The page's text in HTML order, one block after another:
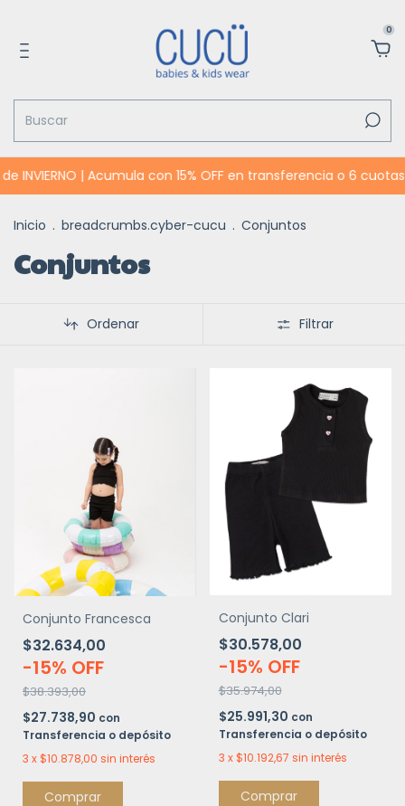
0
| Acumula con 15% OFF en transferencia o 6 cuotas
Inicio . breadcrumbs.cyber-cucu . Conjuntos
Conjuntos
Ordenar Filtrar
Conjunto Francesca
$32.634,00
-15% OFF
$38.393,00
$27.738,90 con
Transferencia o depósito
3 x $10.878,00 sin interés
Comprar
Conjunto Clari
$30.578,00
-15% OFF
$35.974,00
$25.991,30 con
Transferencia o depósito
3 x $10.192,67 sin interés
Comprar